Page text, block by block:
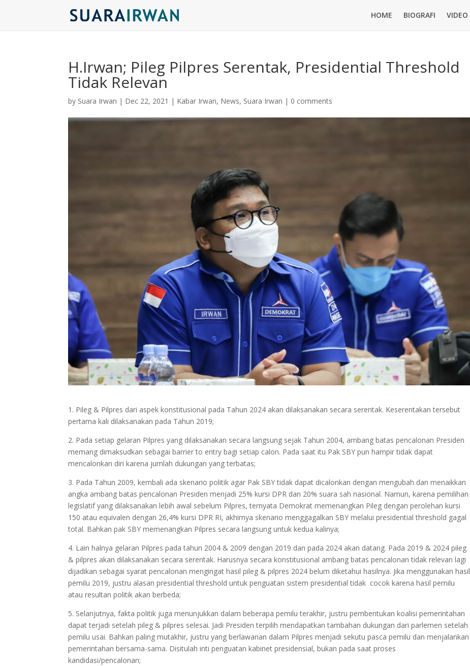
HOME BIOGRAFI VIDEO
H.Irwan; Pileg Pilpres Serentak, Presidential Threshold
Tidak Relevan
by Suara Irwan | Dec 22, 2021 | Kabar Irwan, News, Suara Irwan | 0 comments
1. Pileg & Pilpres dari aspek konstitusional pada Tahun 2024 akan dilaksanakan secara serentak. Keserentakan tersebut
pertama kali dilaksanakan pada Tahun 2019;
2. Pada setiap gelaran Pilpres yang dilaksanakan secara langsung sejak Tahun 2004, ambang batas pencalonan Presiden
memang dimaksudkan sebagai barrier to entry bagi setiap calon. Pada saat itu Pak SBY pun hampir tidak dapat
mencalonkan diri karena jumlah dukungan yang terbatas;
3. Pada Tahun 2009, kembali ada skenario politik agar Pak SBY tidak dapat dicalonkan dengan mengubah dan menaikkan
angka ambang batas pencalonan Presiden menjadi 25% kursi DPR dan 20% suara sah nasional. Namun, karena pemilihan
legislatif yang dilaksanakan lebih awal sebelum Pilpres, ternyata Demokrat memenangkan Pileg dengan perolehan kursi
150 atau equivalen dengan 26,4% kursi DPR RI, akhirnya skenario menggagalkan SBY melalui presidential threshold gagal
total. Bahkan pak SBY memenangkan Pilpres secara langsung untuk kedua kalinya;
4. Lain halnya gelaran Pilpres pada tahun 2004 & 2009 dengan 2019 dan pada 2024 akan datang. Pada 2019 & 2024 pileg
& pilpres akan dilaksanakan secara serentak. Harusnya secara konstitusional ambang batas pencalonan tidak relevan lagi
dijadikan sebagai syarat pencalonan mengingat hasil pileg & pilpres 2024 belum diketahui hasilnya. Jika menggunakan hasil
pemilu 2019, justru alasan presidential threshold untuk penguatan sistem presidential tidak cocok karena hasil pemilu
atau resultan politik akan berbeda;
5. Selanjutnya, fakta politik juga menunjukkan dalam beberapa pemilu terakhir, justru pembentukan koalisi pemerintahan
dapat terjadi setelah pileg & pilpres selesai. Jadi Presiden terpilih mendapatkan tambahan dukungan dari parlemen setelah
pemilu usai. Bahkan paling mutakhir, justru yang berlawanan dalam Pilpres menjadi sekutu pasca pemilu dan menjalankan
pemerintahan bersama-sama. Disitulah inti penguatan kabinet presidensial, bukan pada saat proses
kandidasi/pencalonan;